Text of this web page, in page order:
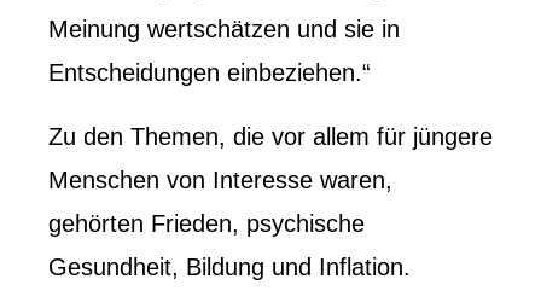
Meinung wertschätzen und sie in
Entscheidungen einbeziehen.“
Zu den Themen, die vor allem für jüngere
Menschen von Interesse waren,
gehörten Frieden, psychische
Gesundheit, Bildung und Inflation.